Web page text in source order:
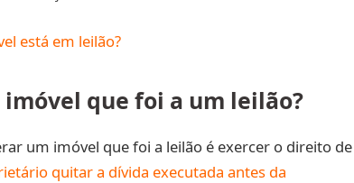
está em leilão?
que foi a um leilão?
um imóvel que foi a leilão é exercer o direito de
quitar a dívida executada antes da